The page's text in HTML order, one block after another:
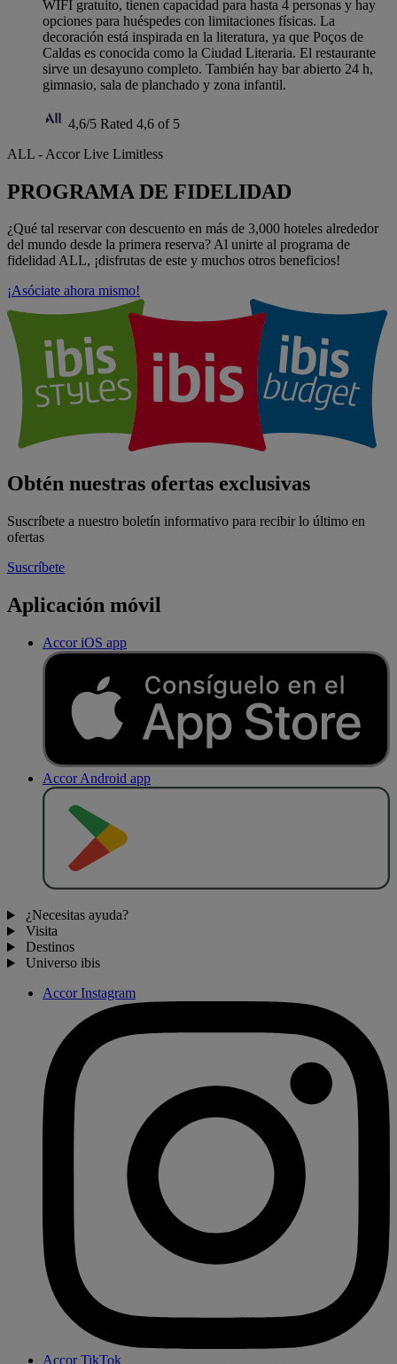
WIFI gratuito, tienen capacidad para hasta 4 personas y hay
opciones para huéspedes con limitaciones físicas. La
decoración está inspirada en la literatura, ya que Poços de
Caldas es conocida como la Ciudad Literaria. El restaurante
sirve un desayuno completo. También hay bar abierto 24 h,
gimnasio, sala de planchado y zona infantil.
4,6/5 Rated 4,6 of 5
ALL - Accor Live Limitless
PROGRAMA DE FIDELIDAD
¿Qué tal reservar con descuento en más de 3,000 hoteles alrededor
del mundo desde la primera reserva? Al unirte al programa de
fidelidad ALL, ¡disfrutas de este y muchos otros beneficios!
¡Asóciate ahora mismo!
Obtén nuestras ofertas exclusivas
Suscríbete a nuestro boletín informativo para recibir lo último en
ofertas
Suscríbete
Aplicación móvil
Accor iOS app
Accor Android app
¿Necesitas ayuda?
Visita
Destinos
Universo ibis
Accor Instagram
Accor TikTok